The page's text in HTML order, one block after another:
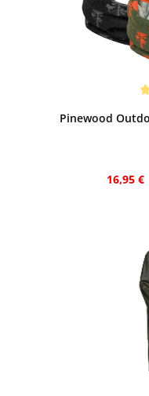
Pinewood
16,95 €